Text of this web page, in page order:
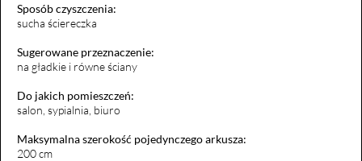
Sposób czyszczenia:
sucha ściereczka
Sugerowane przeznaczenie:
na gładkie i równe ściany
Do jakich pomieszczeń:
salon, sypialnia, biuro
Maksymalna szerokość pojedynczego arkusza:
200 cm